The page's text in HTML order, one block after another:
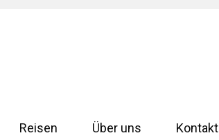
Reisen Über uns Kontakt